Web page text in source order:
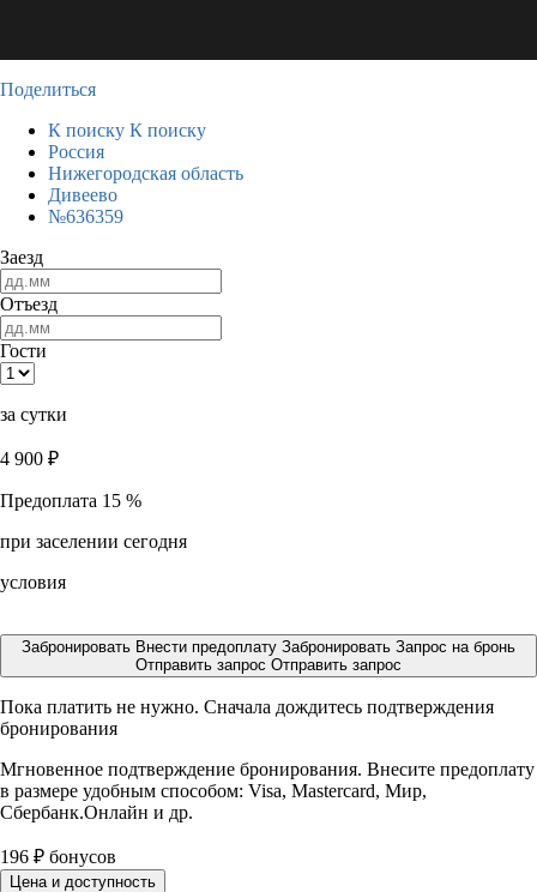
Поделиться
К поиску К поиску
Россия
Нижегородская область
Дивеево
№636359
Заезд
Отъезд
Гости
за сутки
4 900 ₽
Предоплата 15 %
при заселении сегодня
условия
Забронировать Внести предоплату Забронировать Запрос на бронь
Отправить запрос Отправить запрос
Пока платить не нужно. Сначала дождитесь подтверждения
бронирования
Мгновенное подтверждение бронирования. Внесите предоплату
в размере удобным способом: Visa, Mastercard, Мир,
Сбербанк.Онлайн и др.
196 ₽ бонусов
Цена и доступность